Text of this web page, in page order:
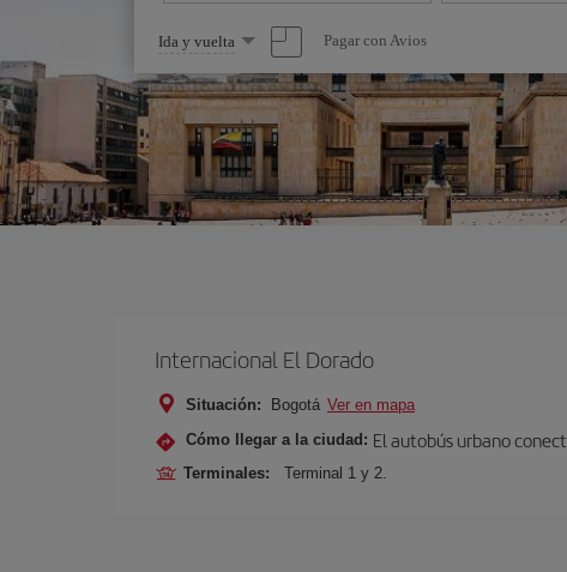
Seleccione
una
opción
Ida y vuelta Pagar con Avios
Internacional El Dorado
Situación: Bogotá Ver en mapa
Cómo llegar a la ciudad: El autobús urbano
Terminales: Terminal 1 y 2.